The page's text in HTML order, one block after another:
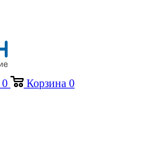
0 Корзина 0